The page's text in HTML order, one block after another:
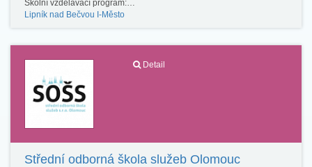
Školní vzdělávací program:…
Lipník nad Bečvou I-Město
Detail
Střední odborná škola služeb Olomouc